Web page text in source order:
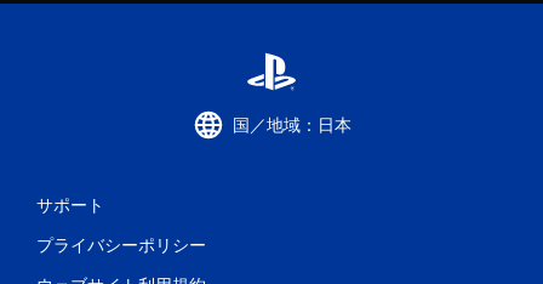
国／地域：日本
サポート
プライバシーポリシー